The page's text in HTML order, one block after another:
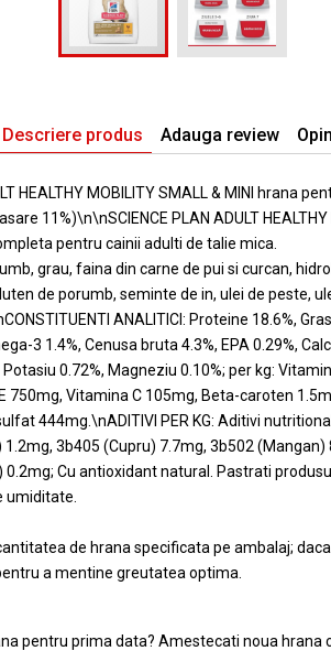
Descriere produs Adauga review
HEALTHY MOBILITY SMALL & MINI hrana
11%)\n\nSCIENCE PLAN ADULT
pentru cainii adulti de talie mica.
grau, faina din carne de pui si curcan,
de porumb, seminte de in, ulei de peste,
ANALITICI: Proteine 18.6%,
3 1.4%, Cenusa bruta 4.3%, EPA 0.29%,
Potasiu 0.72%, Magneziu 0.10%; per kg:
750mg, Vitamina C 105mg, Beta-caroten
444mg.\nADITIVI PER KG: Aditivi
1.2mg, 3b405 (Cupru) 7.7mg, 3b502 (Mangan)
0.2mg; Cu antioxidant natural. Pastrati
umiditate.
de hrana specificata pe ambalaj;
a mentine greutatea optima.
pentru prima data? Amestecati noua hrana